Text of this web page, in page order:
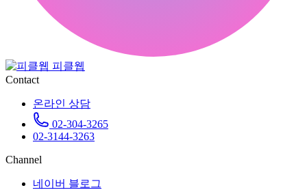
피클웹
Contact
온라인 상담
02-304-3265
02-3144-3263
Channel
네이버 블로그